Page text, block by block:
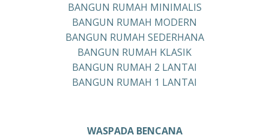
BANGUN RUMAH MINIMALIS
BANGUN RUMAH MODERN
BANGUN RUMAH SEDERHANA
BANGUN RUMAH KLASIK
BANGUN RUMAH 2 LANTAI
BANGUN RUMAH 1 LANTAI
WASPADA BENCANA